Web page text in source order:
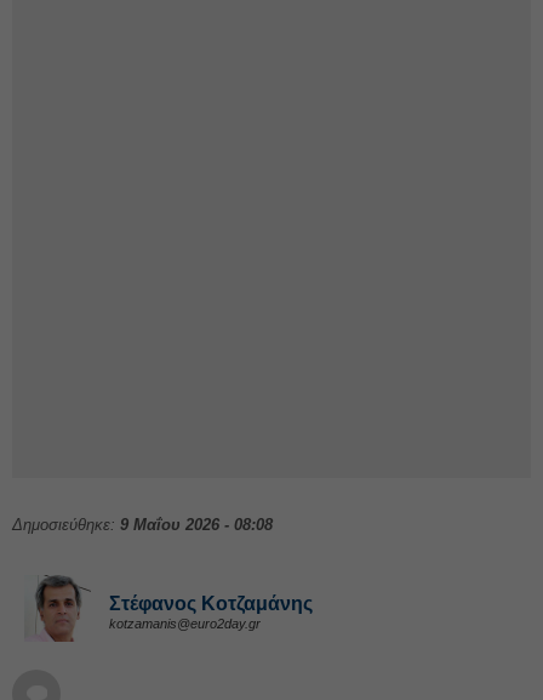
Δημοσιεύθηκε: 9 Μαΐου 2026 - 08:08
Στέφανος Kοτζαμάνης
kotzamanis@euro2day.gr